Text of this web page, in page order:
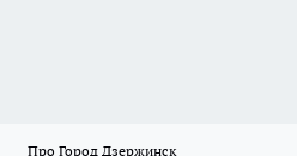
Про Город Дзержинск